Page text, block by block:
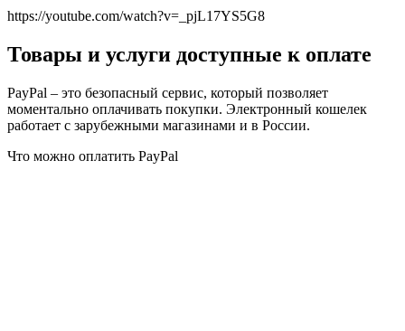
https://youtube.com/watch?v=_pjL17YS5G8
Товары и услуги доступные к оплате
PayPal – это безопасный сервис, который позволяет
моментально оплачивать покупки. Электронный кошелек
работает с зарубежными магазинами и в России.
Что можно оплатить PayPal